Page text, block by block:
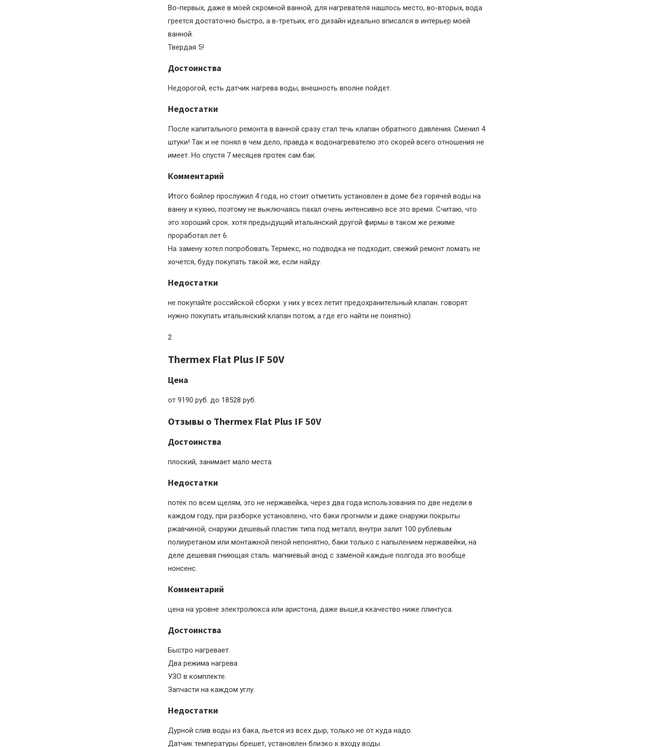
Во-первых, даже в моей скромной ванной, для нагревателя нашлось место, во-вторых, вода
греется достаточно быстро, а в-третьих, его дизайн идеально вписался в интерьер моей
ванной.
Твердая 5!
Достоинства
Недорогой, есть датчик нагрева воды, внешность вполне пойдет.
Недостатки
После капитального ремонта в ванной сразу стал течь клапан обратного давления. Сменил 4
штуки! Так и не понял в чем дело, правда к водонагревателю это скорей всего отношения не
имеет. Но спустя 7 месяцев протек сам бак.
Комментарий
Итого бойлер прослужил 4 года, но стоит отметить установлен в доме без горячей воды на
ванну и кухню, поэтому не выключаясь пахал очень интенсивно все это время. Считаю, что
это хороший срок. хотя предыдущий итальянский другой фирмы в таком же режиме
проработал лет 6.
На замену хотел попробовать Термекс, но подводка не подходит, свежий ремонт ломать не
хочется, буду покупать такой же, если найду.
Недостатки
не покупайте российской сборки. у них у всех летит предохранительный клапан. говорят
нужно покупать итальянский клапан потом, а где его найти не понятно)
2
Thermex Flat Plus IF 50V
Цена
от 9190 руб. до 18528 руб.
Отзывы о Thermex Flat Plus IF 50V
Достоинства
плоский, занимает мало места.
Недостатки
потёк по всем щелям, это не нержавейка, через два года использования по две недели в
каждом году, при разборке установлено, что баки прогнили и даже снаружи покрыты
ржавчиной, снаружи дешевый пластик типа под металл, внутри залит 100 рублевым
полиуретаном или монтажной пеной непонятно, баки только с напылением нержавейки, на
деле дешевая гниющая сталь. магниевый анод с заменой каждые полгода это вообще
нонсенс.
Комментарий
цена на уровне электролюкса или аристона, даже выше,а ккачество ниже плинтуса.
Достоинства
Быстро нагревает.
Два режима нагрева
УЗО в комплекте.
Запчасти на каждом углу.
Недостатки
Дурной слив воды из бака, льется из всех дыр, только не от куда надо.
Датчик температуры брешет, установлен близко к входу воды.